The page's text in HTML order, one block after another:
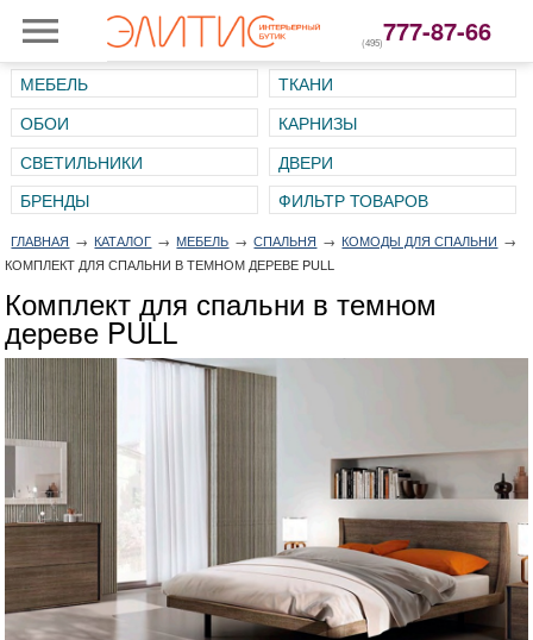
(495)777-87-66
МЕБЕЛЬ
ТКАНИ
ОБОИ
КАРНИЗЫ
СВЕТИЛЬНИКИ
ДВЕРИ
ГЛАВНАЯ → КАТАЛОГ → МЕБЕЛЬ → СПАЛЬНЯ → КОМОДЫ ДЛЯ СПАЛЬНИ →
КОМПЛЕКТ ДЛЯ СПАЛЬНИ В ТЕМНОМ ДЕРЕВЕ PULL
Комплект для спальни в темном
дереве PULL